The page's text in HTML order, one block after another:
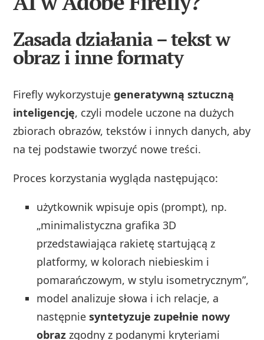
Zasada działania – tekst w
obraz i inne formaty
Firefly wykorzystujegeneratywną sztuczną
inteligencję, czyli modele uczone na dużych
zbiorach obrazów, tekstów i innych danych, aby
na tej podstawie tworzyć nowe treści.
Proces korzystania wygląda następująco:
użytkownik wpisuje opis (prompt), np.
„minimalistyczna grafika 3D
przedstawiająca rakietę startującą z
platformy, w kolorach niebieskim i
pomarańczowym, w stylu isometrycznym”,
model analizuje słowa i ich relacje, a
następniesyntetyzuje zupełnie nowy
obraz zgodny z podanymi kryteriami